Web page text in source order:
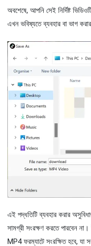
অবশেষে, আপনি সেই নির্দিষ্ট
এখন ভবিষ্যতে ব্যবহার বা ভাগ
এই পদ্ধতিটি ব্যবহার করার
সামগ্রী সংরক্ষণ করতে পারবেন
MP4 ফরম্যাটে সংরক্ষিত হবে, যা